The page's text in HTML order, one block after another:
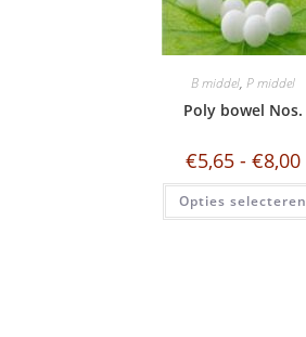
B middel, P middel
Poly bowel Nos.
€5,65 - €8,00
Opties selecteren